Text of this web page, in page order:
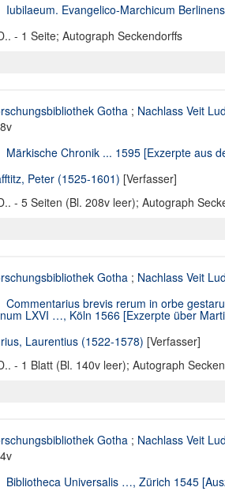
Iubilaeum. Evangelico-Marchicum
- 1 Seite; Autograph Seckendorffs
Gotha ; Nachlass Veit
Märkische Chronik ... 1595 [Exzerpte aus
Peter (1525-1601) [Verfasser]
- 5 Seiten (Bl. 208v leer); Autograph
Gotha ; Nachlass Veit
Commentarius brevis rerum in orbe
LXVI …, Köln 1566 [Exzerpte über
Laurentius (1522-1578) [Verfasser]
- 1 Blatt (Bl. 140v leer); Autograph
Gotha ; Nachlass Veit
Bibliotheca Universalis …, Zürich 1545